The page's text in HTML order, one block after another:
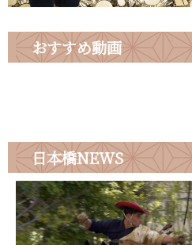
おすすめ動画
日本橋NEWS